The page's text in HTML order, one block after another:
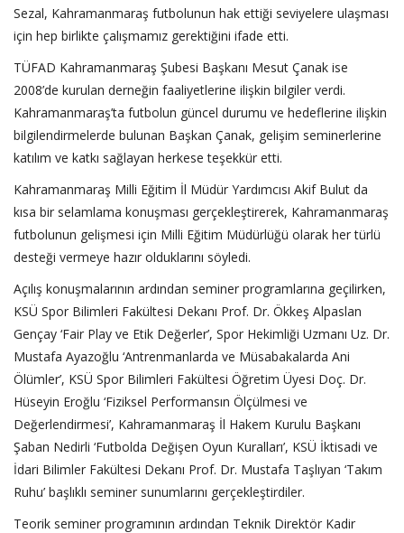
Sezal, Kahramanmaraş futbolunun hak ettiği seviyelere ulaşması
için hep birlikte çalışmamız gerektiğini ifade etti.
TÜFAD Kahramanmaraş Şubesi Başkanı Mesut Çanak ise
2008’de kurulan derneğin faaliyetlerine ilişkin bilgiler verdi.
Kahramanmaraş’ta futbolun güncel durumu ve hedeflerine ilişkin
bilgilendirmelerde bulunan Başkan Çanak, gelişim seminerlerine
katılım ve katkı sağlayan herkese teşekkür etti.
Kahramanmaraş Milli Eğitim İl Müdür Yardımcısı Akif Bulut da
kısa bir selamlama konuşması gerçekleştirerek, Kahramanmaraş
futbolunun gelişmesi için Milli Eğitim Müdürlüğü olarak her türlü
desteği vermeye hazır olduklarını söyledi.
Açılış konuşmalarının ardından seminer programlarına geçilirken,
KSÜ Spor Bilimleri Fakültesi Dekanı Prof. Dr. Ökkeş Alpaslan
Gençay ‘Fair Play ve Etik Değerler’, Spor Hekimliği Uzmanı Uz. Dr.
Mustafa Ayazoğlu ‘Antrenmanlarda ve Müsabakalarda Ani
Ölümler’, KSÜ Spor Bilimleri Fakültesi Öğretim Üyesi Doç. Dr.
Hüseyin Eroğlu ‘Fiziksel Performansın Ölçülmesi ve
Değerlendirmesi’, Kahramanmaraş İl Hakem Kurulu Başkanı
Şaban Nedirli ‘Futbolda Değişen Oyun Kuralları’, KSÜ İktisadi ve
İdari Bilimler Fakültesi Dekanı Prof. Dr. Mustafa Taşlıyan ‘Takım
Ruhu’ başlıklı seminer sunumlarını gerçekleştirdiler.
Teorik seminer programının ardından Teknik Direktör Kadir